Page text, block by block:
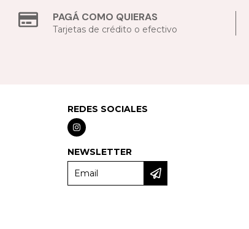
PAGÁ COMO QUIERAS
Tarjetas de crédito o efectivo
REDES SOCIALES
NEWSLETTER